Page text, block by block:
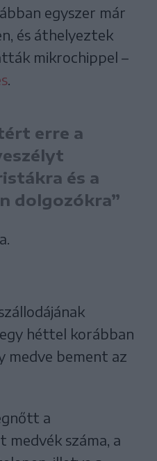
egyszer már
és áthelyeztek
mikrochippel –
.
erre a
és a
dolgozókra”
héttel korábban
medve bement az
a
medvék száma, a